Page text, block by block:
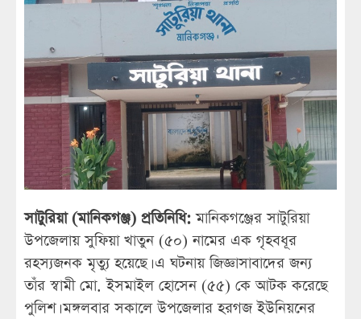
সাটুরিয়া (মানিকগঞ্জ) প্রতিনিধি:মানিকগঞ্জের সাটুরিয়া
উপজেলায় সুফিয়া খাতুন (৫০) নামের এক গৃহবধূর
রহস্যজনক মৃত্যু হয়েছে। এ ঘটনায় জিজ্ঞাসাবাদের জন্য
তাঁর স্বামী মো. ইসমাইল হোসেন (৫৫) কে আটক করেছে
পুলিশ। মঙ্গলবার সকালে উপজেলার হরগজ ইউনিয়নের